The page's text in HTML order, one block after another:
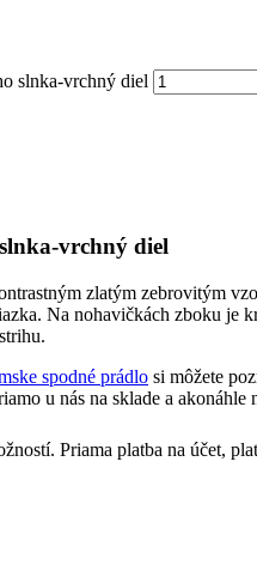
slnka-vrchný diel
vrchný diel
zlatým zebrovitým
Na nohavičkách zboku
spodné prádlo si môžete
u nás na sklade a
Priama platba na účet,